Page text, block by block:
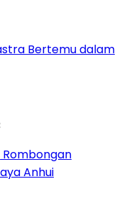
Bertemu dalam
Rombongan
Anhui